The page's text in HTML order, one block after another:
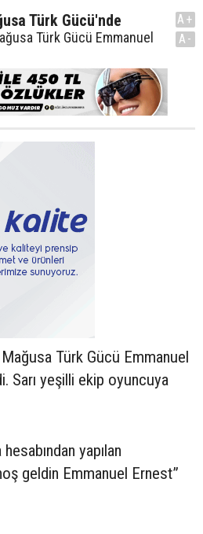
Türk Gücü'nde
Türk Gücü Emmanuel
A+
A-
Türk Gücü Emmanuel
Sarı yeşilli ekip oyuncuya
yapılan
geldin Emmanuel Ernest”